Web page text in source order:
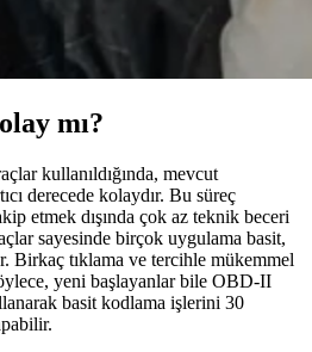
mı?
kullanıldığında, mevcut
derecede kolaydır. Bu süreç
etmek dışında çok az teknik beceri
sayesinde birçok uygulama basit,
Birkaç tıklama ve tercihle mükemmel
yeni başlayanlar bile OBD-II
basit kodlama işlerini 30